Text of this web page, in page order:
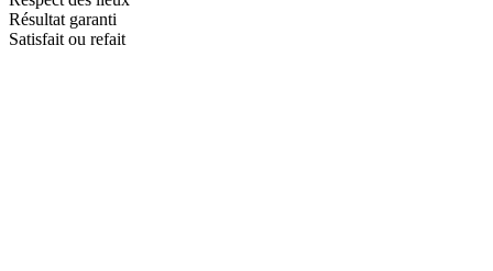
Résultat garanti
Satisfait ou refait